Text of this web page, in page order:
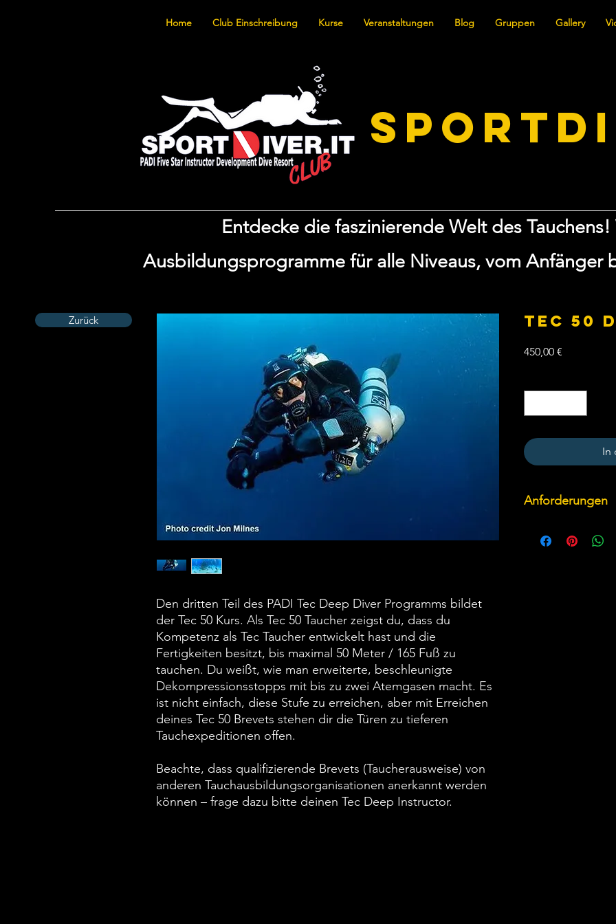
Home Club Einschreibung Kurse Veranstaltungen Blog Gruppen Gallery
Entdecke die faszinierende Welt des
Ausbildungsprogramme für alle Niveaus, vom Anfänger
Zurück
Den dritten Teil des PADI Tec Deep Diver Programms bildet
der Tec 50 Kurs. Als Tec 50 Taucher zeigst du, dass du
Kompetenz als Tec Taucher entwickelt hast und die
Fertigkeiten besitzt, bis maximal 50 Meter / 165 Fuß zu
tauchen. Du weißt, wie man erweiterte, beschleunigte
Dekompressionsstopps mit bis zu zwei Atemgasen macht. Es
ist nicht einfach, diese Stufe zu erreichen, aber mit Erreichen
deines Tec 50 Brevets stehen dir die Türen zu tieferen
Tauchexpeditionen offen.
Beachte, dass qualifizierende Brevets (Taucherausweise) von
anderen Tauchausbildungsorganisationen anerkannt werden
können – frage dazu bitte deinen Tec Deep Instructor.
TEC 50
450,00 €
In
Anforderungen
Über mindestens